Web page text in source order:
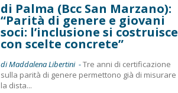
di Palma (Bcc San Marzano):
“Parità di genere e giovani
soci: l’inclusione si costruisce
con scelte concrete”
di Maddalena Libertini -Tre anni di certificazione
sulla parità di genere permettono già di misurare
la dista...